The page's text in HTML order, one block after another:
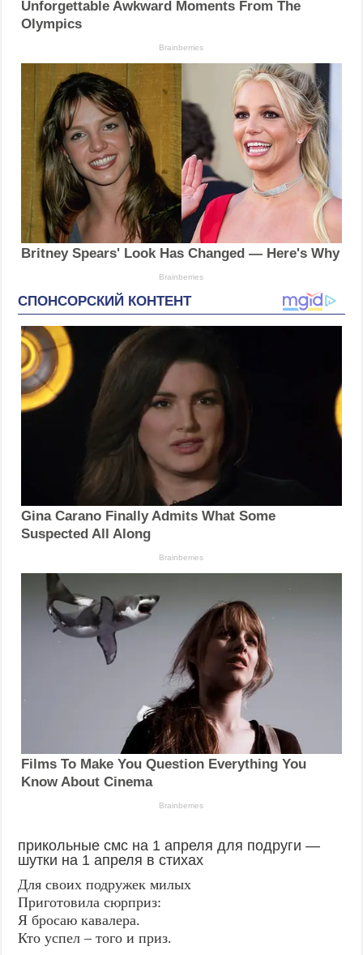
прикольные смс на 1 апреля для подруги —
шутки на 1 апреля в стихах
Для своих подружек милых
Приготовила сюрприз:
Я бросаю кавалера.
Кто успел – того и приз.